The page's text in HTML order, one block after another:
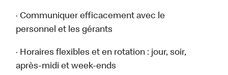
· Communiquer efficacement avec le
personnel et les gérants
· Horaires flexibles et en rotation : jour, soir,
après-midi et week-ends